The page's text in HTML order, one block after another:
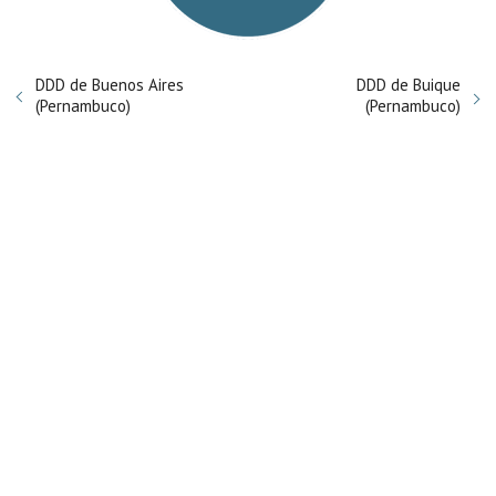
DDD de Buenos Aires
(Pernambuco)
DDD de Buique
(Pernambuco)